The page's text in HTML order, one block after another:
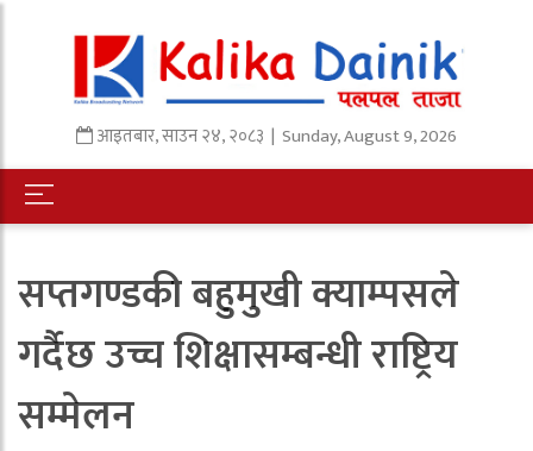
आइतबार,साउन२४,२०८३ | Sunday, August 9, 2026
सप्तगण्डकी बहुमुखी क्याम्पसले
गर्दैछ उच्च शिक्षासम्बन्धी राष्ट्रिय
सम्मेलन